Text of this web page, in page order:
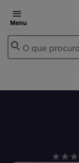
Menu
O que